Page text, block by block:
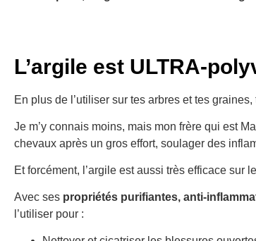
L’argile est ULTRA-
En plus de l’utiliser sur tes arbres et tes
Je m’y connais moins, mais mon frère qui est
chevaux après un gros effort, soulager des
Et forcément, l’argile est aussi très efficace sur
Avec ses propriétés purifiantes, anti-
l’utiliser pour :